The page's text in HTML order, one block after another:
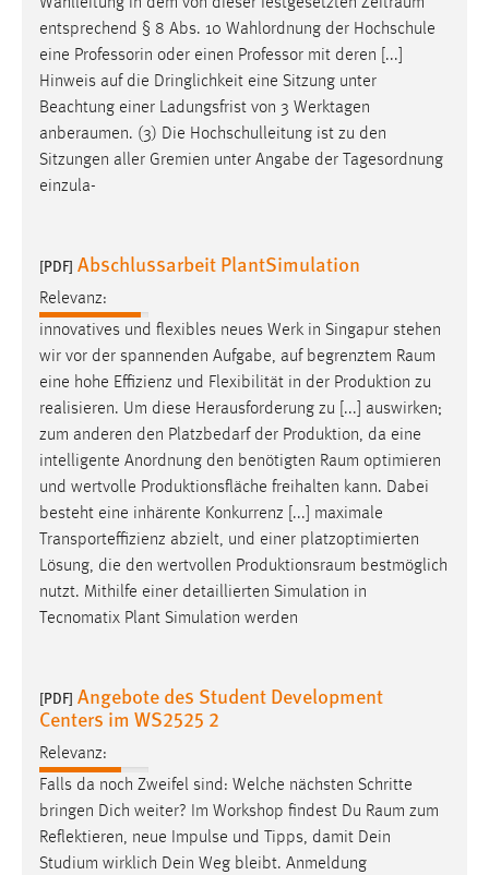
entsprechend § 8 Abs. 10 Wahlordnung der Hochschule
eine Professorin oder einen Professor mit deren [...]
Hinweis auf die Dringlichkeit eine Sitzung unter
Beachtung einer Ladungsfrist von 3 Werktagen
anberaumen. (3) Die Hochschulleitung ist zu den
Sitzungen aller Gremien unter Angabe der Tagesordnung
einzula-
[PDF] Abschlussarbeit PlantSimulation
Relevanz:
innovatives und flexibles neues Werk in Singapur stehen
wir vor der spannenden Aufgabe, auf begrenztem Raum
eine hohe Effizienz und Flexibilität in der Produktion zu
realisieren. Um diese Herausforderung zu [...] auswirken;
zum anderen den Platzbedarf der Produktion, da eine
intelligente Anordnung den benötigten Raum optimieren
und wertvolle Produktionsfläche freihalten kann. Dabei
besteht eine inhärente Konkurrenz [...] maximale
Transporteffizienz abzielt, und einer platzoptimierten
Lösung, die den wertvollen Produktionsraum bestmöglich
nutzt. Mithilfe einer detaillierten Simulation in
Tecnomatix Plant Simulation werden
[PDF] Angebote des Student Development
Centers im WS2525 2
Relevanz:
Falls da noch Zweifel sind: Welche nächsten Schritte
bringen Dich weiter? Im Workshop findest Du Raum zum
Reflektieren, neue Impulse und Tipps, damit Dein
Studium wirklich Dein Weg bleibt. Anmeldung
Conversion-Tracking
Cookie Laufzeit:
3 Monate
Facebook Pixel
Name:
Anbieter:
Zweck:
Conversion-Tracking
Cookie Laufzeit:
3 Monate
EXTERNE MEDIEN
Um Inhalte von Videoplattformen und Social Media
Plattformen anzeigen zu können, werden von diesen
externen Medien Cookies gesetzt.
Vimeo